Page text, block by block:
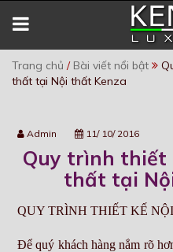
Trang chủ / Bài viết nổi bật
thất tại Nội thất Kenza
Admin 11/ 10/ 2016
Quy trình thiết
thất tại
QUY TRÌNH THIẾT KẾ
Để quý khách hàng nắm rõ